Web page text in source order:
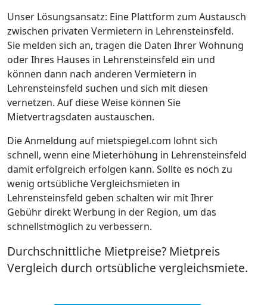
Unser Lösungsansatz: Eine Plattform zum Austausch
zwischen privaten Vermietern in Lehrensteinsfeld.
Sie melden sich an, tragen die Daten Ihrer Wohnung
oder Ihres Hauses in Lehrensteinsfeld ein und
können dann nach anderen Vermietern in
Lehrensteinsfeld suchen und sich mit diesen
vernetzen. Auf diese Weise können Sie
Mietvertragsdaten austauschen.
Die Anmeldung auf mietspiegel.com lohnt sich
schnell, wenn eine Mieterhöhung in Lehrensteinsfeld
damit erfolgreich erfolgen kann. Sollte es noch zu
wenig ortsübliche Vergleichsmieten in
Lehrensteinsfeld geben schalten wir mit Ihrer
Gebühr direkt Werbung in der Region, um das
schnellstmöglich zu verbessern.
Durchschnittliche Mietpreise? Mietpreis
Vergleich durch ortsübliche vergleichsmiete.